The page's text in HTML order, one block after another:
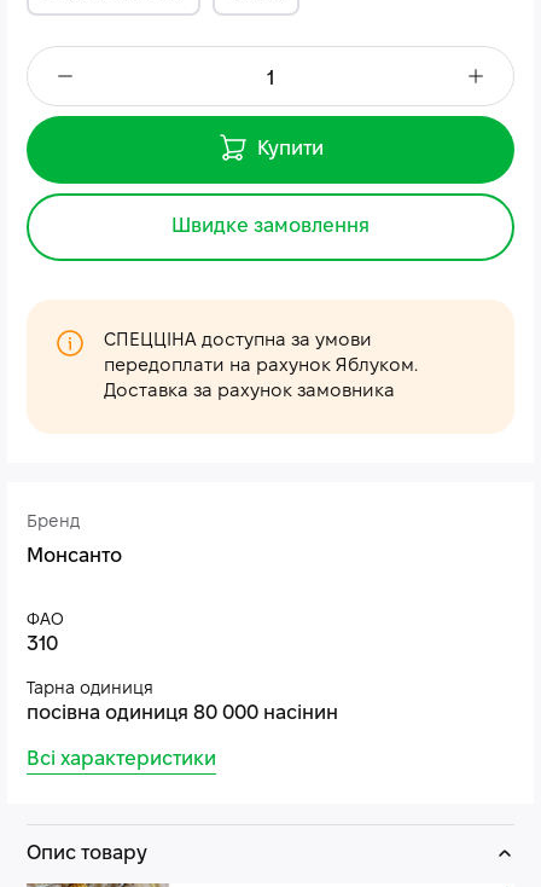
Бренд
Монсанто
ФАО
310
Тарна одиниця
посівна одиниця 80 000 насінин
Всі характеристики
Купити
Швидке замовлення
СПЕЦЦІНА доступна за умови
передоплати на рахунок Яблуком.
Доставка за рахунок замовника
Опис товару